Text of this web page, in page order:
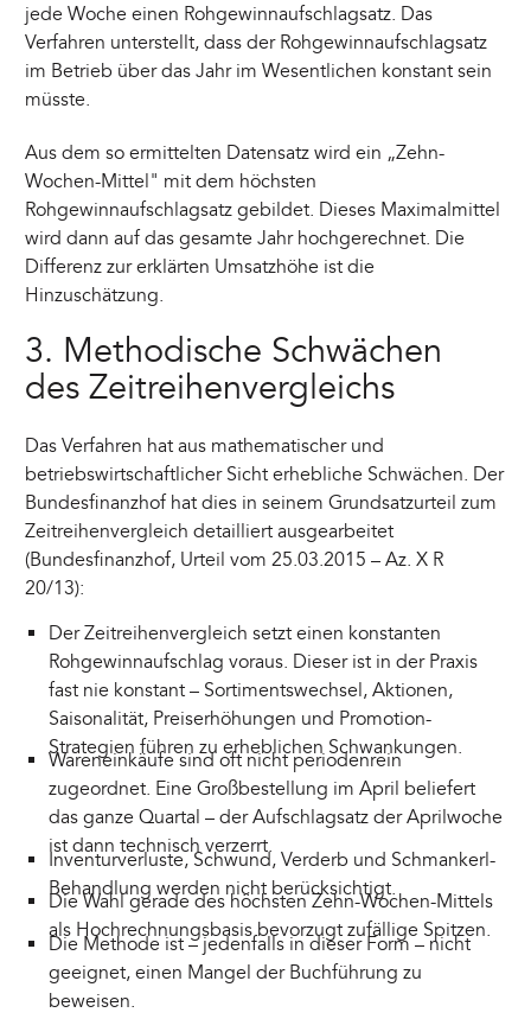
jede Woche einen Rohgewinnaufschlagsatz. Das
Verfahren unterstellt, dass der Rohgewinnaufschlagsatz
im Betrieb über das Jahr im Wesentlichen konstant sein
müsste.
Aus dem so ermittelten Datensatz wird ein „Zehn-
Wochen-Mittel" mit dem höchsten
Rohgewinnaufschlagsatz gebildet. Dieses Maximalmittel
wird dann auf das gesamte Jahr hochgerechnet. Die
Differenz zur erklärten Umsatzhöhe ist die
Hinzuschätzung.
3. Methodische Schwächen
des Zeitreihenvergleichs
Das Verfahren hat aus mathematischer und
betriebswirtschaftlicher Sicht erhebliche Schwächen. Der
Bundesfinanzhof hat dies in seinem Grundsatzurteil zum
Zeitreihenvergleich detailliert ausgearbeitet
(Bundesfinanzhof, Urteil vom 25.03.2015 – Az. X R
20/13):
Der Zeitreihenvergleich setzt einen konstanten
Rohgewinnaufschlag voraus. Dieser ist in der Praxis
fast nie konstant – Sortimentswechsel, Aktionen,
Saisonalität, Preiserhöhungen und Promotion-
Strategien führen zu erheblichen Schwankungen.
Wareneinkäufe sind oft nicht periodenrein
zugeordnet. Eine Großbestellung im April beliefert
das ganze Quartal – der Aufschlagsatz der Aprilwoche
ist dann technisch verzerrt.
Inventurverluste, Schwund, Verderb und Schmankerl-
Behandlung werden nicht berücksichtigt.
Die Wahl gerade des höchsten Zehn-Wochen-Mittels
als Hochrechnungsbasis bevorzugt zufällige Spitzen.
Die Methode ist – jedenfalls in dieser Form – nicht
geeignet, einen Mangel der Buchführung zu
beweisen.